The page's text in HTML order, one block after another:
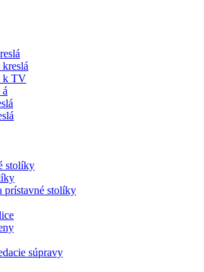
k TV
stolíky
prístavné stolíky
súpravy